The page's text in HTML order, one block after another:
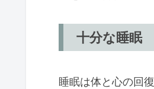
十分な睡眠
睡眠は体と心の回